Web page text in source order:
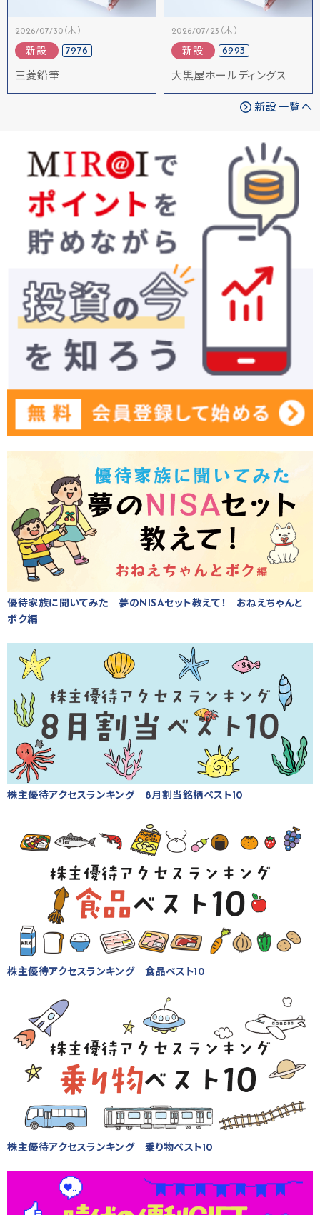
2026/07/30（木）
新設 7976
三菱鉛筆
2026/07/23（木）
新設 6993
大黒屋ホールディングス
新設一覧へ
優待家族に聞いてみた 夢のNISAセット教えて！ おねえちゃんと
ボク編
株主優待アクセスランキング 8月割当銘柄ベスト10
株主優待アクセスランキング 食品ベスト10
株主優待アクセスランキング 乗り物ベスト10